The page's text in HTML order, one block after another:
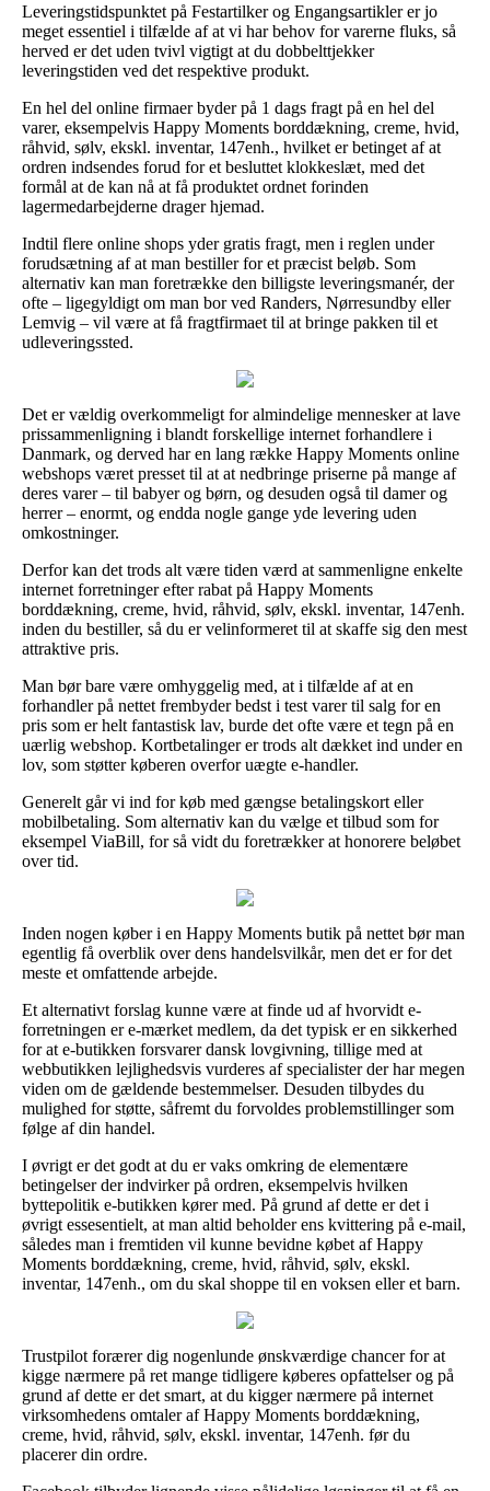
Leveringstidspunktet på Festartilker og Engangsartikler er jo
meget essentiel i tilfælde af at vi har behov for varerne fluks, så
herved er det uden tvivl vigtigt at du dobbelttjekker
leveringstiden ved det respektive produkt.
En hel del online firmaer byder på 1 dags fragt på en hel del
varer, eksempelvis Happy Moments borddækning, creme, hvid,
råhvid, sølv, ekskl. inventar, 147enh., hvilket er betinget af at
ordren indsendes forud for et besluttet klokkeslæt, med det
formål at de kan nå at få produktet ordnet forinden
lagermedarbejderne drager hjemad.
Indtil flere online shops yder gratis fragt, men i reglen under
forudsætning af at man bestiller for et præcist beløb. Som
alternativ kan man foretrække den billigste leveringsmanér, der
ofte – ligegyldigt om man bor ved Randers, Nørresundby eller
Lemvig – vil være at få fragtfirmaet til at bringe pakken til et
udleveringssted.
Det er vældig overkommeligt for almindelige mennesker at lave
prissammenligning i blandt forskellige internet forhandlere i
Danmark, og derved har en lang række Happy Moments online
webshops været presset til at at nedbringe priserne på mange af
deres varer – til babyer og børn, og desuden også til damer og
herrer – enormt, og endda nogle gange yde levering uden
omkostninger.
Derfor kan det trods alt være tiden værd at sammenligne enkelte
internet forretninger efter rabat på Happy Moments
borddækning, creme, hvid, råhvid, sølv, ekskl. inventar, 147enh.
inden du bestiller, så du er velinformeret til at skaffe sig den mest
attraktive pris.
Man bør bare være omhyggelig med, at i tilfælde af at en
forhandler på nettet frembyder bedst i test varer til salg for en
pris som er helt fantastisk lav, burde det ofte være et tegn på en
uærlig webshop. Kortbetalinger er trods alt dækket ind under en
lov, som støtter køberen overfor uægte e-handler.
Generelt går vi ind for køb med gængse betalingskort eller
mobilbetaling. Som alternativ kan du vælge et tilbud som for
eksempel ViaBill, for så vidt du foretrækker at honorere beløbet
over tid.
Inden nogen køber i en Happy Moments butik på nettet bør man
egentlig få overblik over dens handelsvilkår, men det er for det
meste et omfattende arbejde.
Et alternativt forslag kunne være at finde ud af hvorvidt e-
forretningen er e-mærket medlem, da det typisk er en sikkerhed
for at e-butikken forsvarer dansk lovgivning, tillige med at
webbutikken lejlighedsvis vurderes af specialister der har megen
viden om de gældende bestemmelser. Desuden tilbydes du
mulighed for støtte, såfremt du forvoldes problemstillinger som
følge af din handel.
I øvrigt er det godt at du er vaks omkring de elementære
betingelser der indvirker på ordren, eksempelvis hvilken
byttepolitik e-butikken kører med. På grund af dette er det i
øvrigt essesentielt, at man altid beholder ens kvittering på e-mail,
således man i fremtiden vil kunne bevidne købet af Happy
Moments borddækning, creme, hvid, råhvid, sølv, ekskl.
inventar, 147enh., om du skal shoppe til en voksen eller et barn.
Trustpilot forærer dig nogenlunde ønskværdige chancer for at
kigge nærmere på ret mange tidligere køberes opfattelser og på
grund af dette er det smart, at du kigger nærmere på internet
virksomhedens omtaler af Happy Moments borddækning,
creme, hvid, råhvid, sølv, ekskl. inventar, 147enh. før du
placerer din ordre.